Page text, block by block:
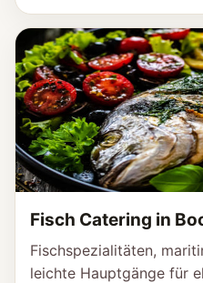
Fisch Catering in
Fischspezialitäten,
leichte Hauptgänge für